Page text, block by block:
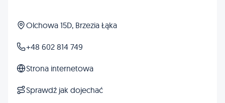
Olchowa 15D, Brzezia Łąka
+48 602 814 749
Strona internetowa
Sprawdź jak dojechać